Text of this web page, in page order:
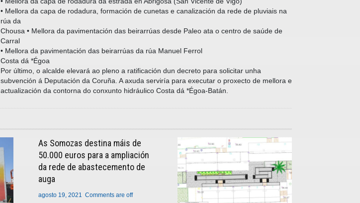
• Mellora da capa de rodadura, formación de cunetas e canalización da rede de pluviais na
rúa da
Chousa • Mellora da pavimentación das beirarrúas desde Paleo ata o centro de saúde de
Carral
• Mellora da pavimentación das beirarrúas da rúa Manuel Ferrol
Costa dá *Égoa
Por último, o alcalde elevará ao pleno a ratificación dun decreto para solicitar unha
subvención á Deputación da Coruña. A axuda serviría para executar o proxecto de mellora e
actualización da contorna do conxunto hidráulico Costa dá *Égoa-Batán.
As Somozas destina máis de
50.000 euros para a ampliación
da rede de abastecemento de
auga
agosto 19, 2021 Comments are off